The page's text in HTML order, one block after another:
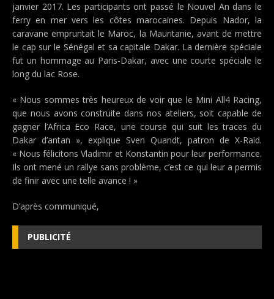
janvier 2017. Les participants ont passé le Nouvel An dans le
ferry en mer vers les côtes marocaines. Depuis Nador, la
caravane empruntait le Maroc, la Mauritanie, avant de mettre
le cap sur le Sénégal et sa capitale Dakar. La dernière spéciale
fut un hommage au Paris-Dakar, avec une courte spéciale le
long du lac Rose.
« Nous sommes très heureux de voir que le Mini All4 Racing,
que nous avons construite dans nos ateliers, soit capable de
gagner l’Africa Eco Race, une course qui suit les traces du
Dakar d’antan », explique Sven Quandt, patron de X-Raid.
« Nous félicitons Vladimir et Konstantin pour leur performance.
Ils ont mené un rallye sans problème, c’est ce qui leur a permis
de finir avec une telle avance ! »
D’après communiqué,
PUBLICITÉ